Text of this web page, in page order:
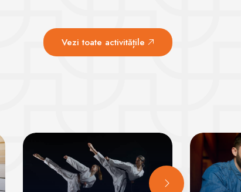
Vezi toate activitățile